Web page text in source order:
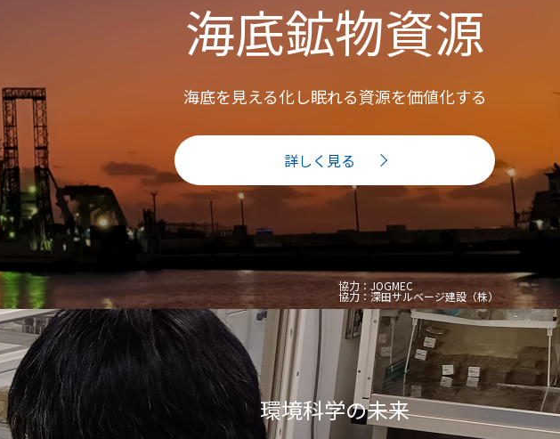
海底鉱物資源
海底を見える化し眠れる資源を価値化する
詳しく見る
協力：JOGMEC
協力：深田サルベージ建設（株）
環境科学の未来